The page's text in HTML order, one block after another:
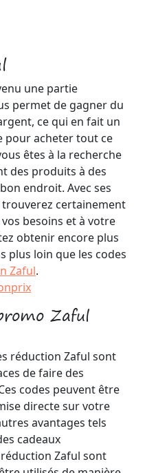
une partie
permet de gagner du
ce qui en fait un
pour acheter tout ce
êtes à la recherche
des produits à des
endroit. Avec ses
certainement
besoins et à votre
obtenir encore plus
plus loin que les codes
Zaful.
Zaful
réduction Zaful sont
de faire des
codes peuvent être
directe sur votre
avantages tels
cadeaux
Zaful sont